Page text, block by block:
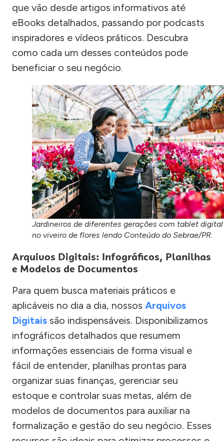
que vão desde artigos informativos até
eBooks detalhados, passando por podcasts
inspiradores e vídeos práticos. Descubra
como cada um desses conteúdos pode
beneficiar o seu negócio.
Jardineiros de diferentes gerações com tablet digital
no viveiro de flores lendo Conteúdo do Sebrae/PR.
Arquivos Digitais: Infográficos, Planilhas
e Modelos de Documentos
Para quem busca materiais práticos e
aplicáveis no dia a dia, nossos Arquivos
Digitais são indispensáveis. Disponibilizamos
infográficos detalhados que resumem
informações essenciais de forma visual e
fácil de entender, planilhas prontas para
organizar suas finanças, gerenciar seu
estoque e controlar suas metas, além de
modelos de documentos para auxiliar na
formalização e gestão do seu negócio. Esses